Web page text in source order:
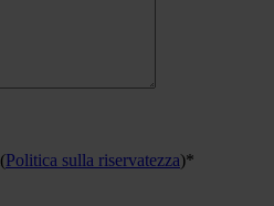
(Politica sulla riservatezza)*